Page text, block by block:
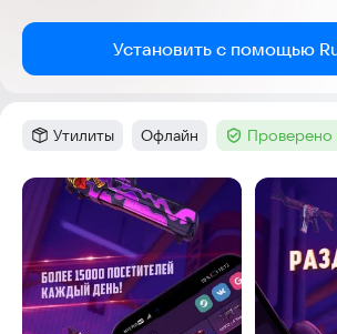
Установить с помощью
Категория:
Утилиты Тег:
Офлайн Тег :Проверено
Скриншоты